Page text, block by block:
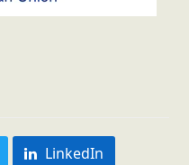
LinkedIn